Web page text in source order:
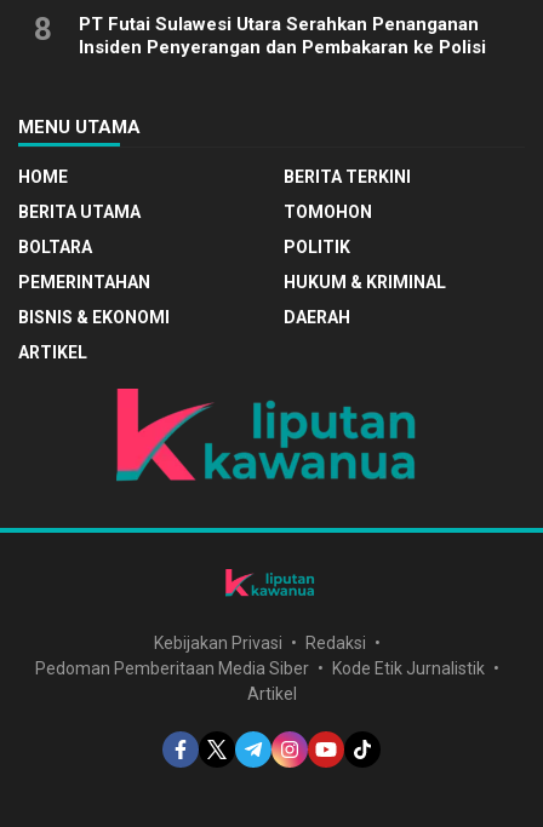
8
PT Futai Sulawesi Utara Serahkan Penanganan
Insiden Penyerangan dan Pembakaran ke Polisi
MENU UTAMA
HOME
BERITA TERKINI
BERITA UTAMA
TOMOHON
BOLTARA
POLITIK
PEMERINTAHAN
HUKUM & KRIMINAL
BISNIS & EKONOMI
DAERAH
ARTIKEL
Kebijakan Privasi
Redaksi
Pedoman Pemberitaan Media Siber
Kode Etik Jurnalistik
Artikel